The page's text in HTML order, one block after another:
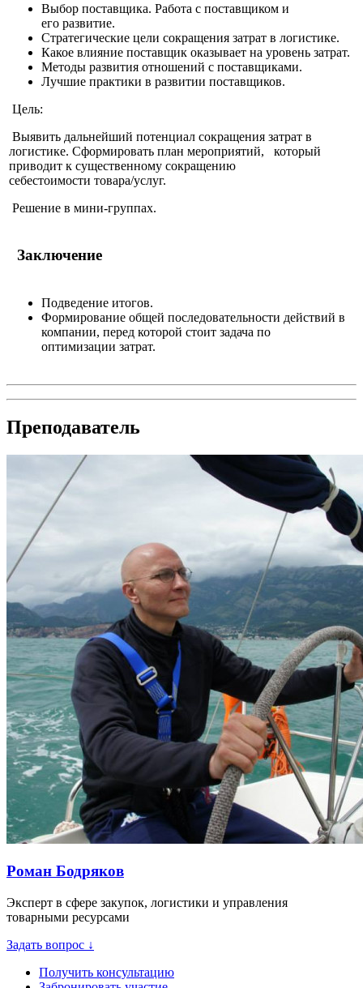
Выбор поставщика. Работа с поставщиком и
его развитие.
Стратегические цели сокращения затрат в логистике.
Какое влияние поставщик оказывает на уровень затрат.
Методы развития отношений с поставщиками.
Лучшие практики в развитии поставщиков.
Цель:
Выявить дальнейший потенциал сокращения затрат в
логистике. Сформировать план мероприятий, который
приводит к существенному сокращению
себестоимости товара/услуг.
Решение в мини-группах.
Заключение
Подведение итогов.
Формирование общей последовательности действий в
компании, перед которой стоит задача по
оптимизации затрат.
Преподаватель
Роман Бодряков
Эксперт в сфере закупок, логистики и управления
товарными ресурсами
Задать вопрос ↓
Получить консультацию